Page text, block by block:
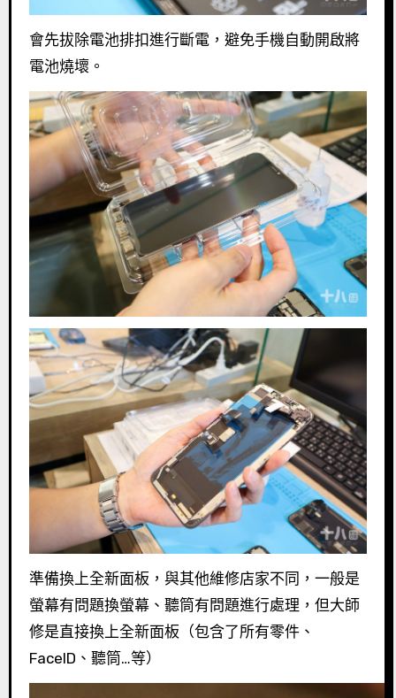
會先拔除電池排扣進行斷電，避免手機自動開啟將
電池燒壞。
準備換上全新面板，與其他維修店家不同，一般是
螢幕有問題換螢幕、聽筒有問題進行處理，但大師
修是直接換上全新面板（包含了所有零件、
FaceID、聽筒…等）